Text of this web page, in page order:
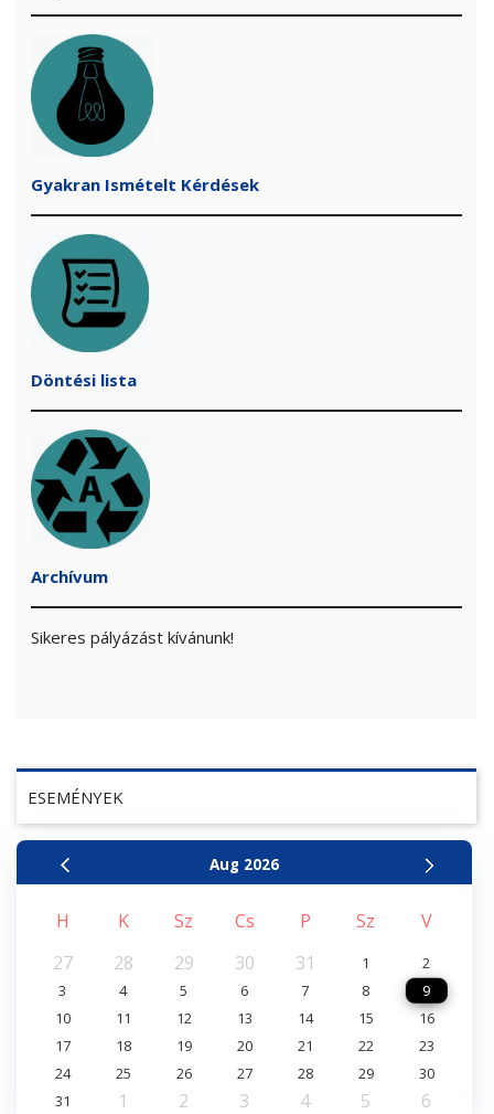
ESEMÉNYEK
Aug 2026
H K Sz Cs P Sz
V
27
28 29 30 31 1
2
3
4 5 6 7 8
9
10
11 12 13 14 15
16
17
18 19 20 21 22
23
24
25 26 27 28 29
30
31
1 2 3 4 5 6
Gyakran Ismételt Kérdések
Döntési lista
Archívum
Sikeres pályázást kívánunk!